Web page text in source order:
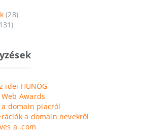
(28)
idei HUNOG
Awards
domain piacról
a domain nevekről
a .com